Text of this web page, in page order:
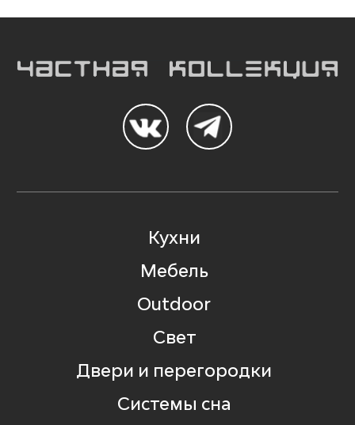
Кухни
Мебель
Outdoor
Свет
Двери и перегородки
Системы сна